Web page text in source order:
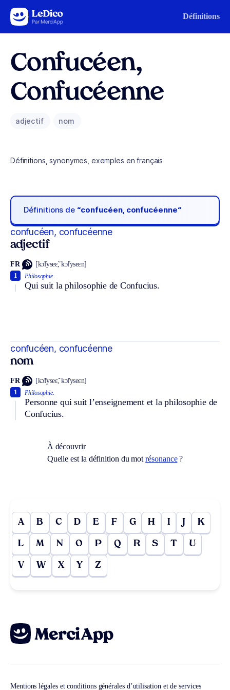
Aller au contenu Définitions
Confucéen,
Confucéenne
adjectif nom
Définitions, synonymes, exemples en français
Définitions de “confucéen, confucéenne“
confucéen, confucéenne
adjectif
FR [kɔ̃fyseɛ̃, kɔ̃fyseɛn]
Philosophie.
Qui suit la philosophie de Confucius.
1
confucéen, confucéenne
nom
FR [kɔ̃fyseɛ̃, kɔ̃fyseɛn]
Philosophie.
Personne qui suit l’enseignement et la philosophie de
Confucius.
1
À découvrir
Quelle est la définition du motrésonance?
A B C D E F G H I J K
L M N O P Q R S T U
V W X Y Z
Mentions légales et conditions générales d’utilisation et de services